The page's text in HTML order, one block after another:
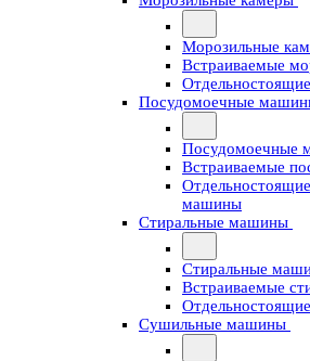
Морозильные
Встраиваемые
Посудомоечные
Посудомоечные
Встраиваемые
машины
Стиральные машины
Стиральные
Встраиваемые
Сушильные машины